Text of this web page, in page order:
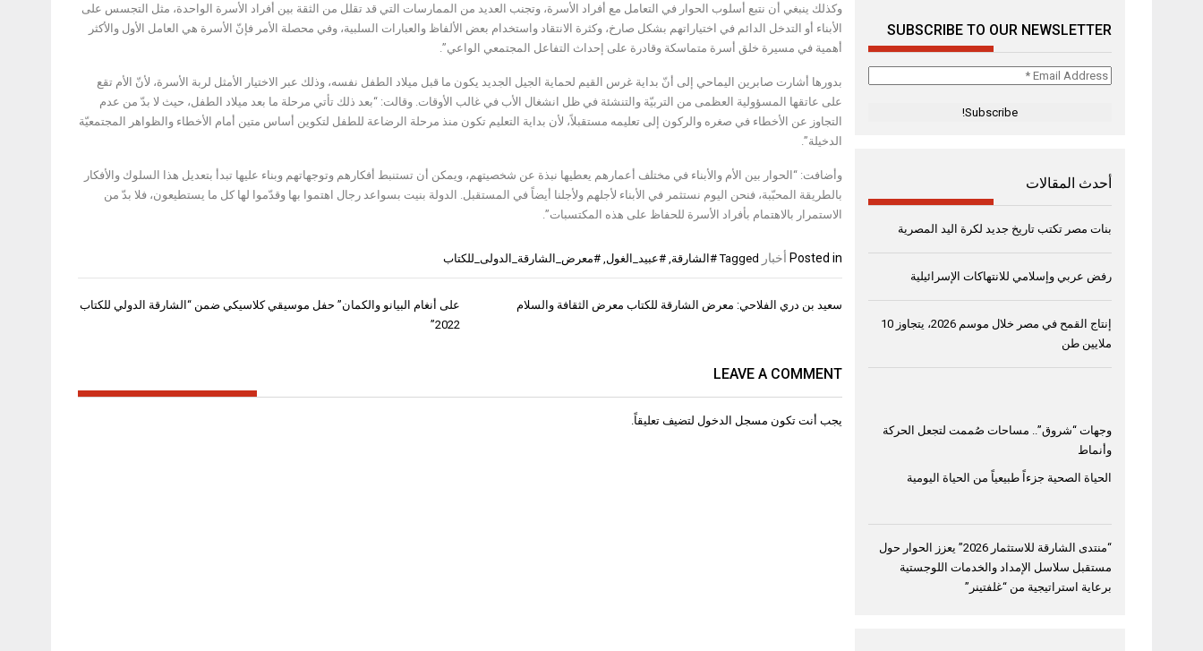
وكذلك ينبغي أن نتبع أسلوب الحوار في التعامل مع أفراد الأسرة، وتجنب العديد من الممارسات التي قد تقلل من الثقة بين أفراد الأسرة الواحدة، مثل التجسس على
الأبناء أو التدخل الدائم في اختياراتهم بشكل صارخ، وكثرة الانتقاد واستخدام بعض الألفاظ والعبارات السلبية، وفي محصلة الأمر فإنّ الأسرة هي العامل الأول والأكثر
أهمية في مسيرة خلق أسرة متماسكة وقادرة على إحداث التفاعل المجتمعي الواعي”.
بدورها أشارت صابرين اليماحي إلى أنّ بداية غرس القيم لحماية الجيل الجديد يكون ما قبل ميلاد الطفل نفسه، وذلك عبر الاختيار الأمثل لربة الأسرة، لأنّ الأم تقع
على عاتقها المسؤولية العظمى من التربيّة والتنشئة في ظل انشغال الأب في غالب الأوقات. وقالت: “بعد ذلك تأتي مرحلة ما بعد ميلاد الطفل، حيث لا بدّ من عدم
التجاوز عن الأخطاء في صغره والركون إلى تعليمه مستقبلاً، لأن بداية التعليم تكون منذ مرحلة الرضاعة للطفل لتكوين أساس متين أمام الأخطاء والظواهر المجتمعيّة
الدخيلة”.
وأضافت: “الحوار بين الأم والأبناء في مختلف أعمارهم يعطيها نبذة عن شخصيتهم، ويمكن أن تستنبط أفكارهم وتوجهاتهم وبناء عليها تبدأ بتعديل هذا السلوك والأفكار
بالطريقة المحبّبة، فنحن اليوم نستثمر في الأبناء لأجلهم ولأجلنا أيضاً في المستقبل. الدولة بنيت بسواعد رجال اهتموا بها وقدّموا لها كل ما يستطيعون، فلا بدّ من
الاستمرار بالاهتمام بأفراد الأسرة للحفاظ على هذه المكتسبات”.
Posted in أخبار Tagged #الشارقة #عبيد_الغول #معرض_الشارقة_الدولى_للكتاب
تصفّح
على أنغام البيانو والكمان” حفل موسيقي كلاسيكي ضمن “الشارقة الدولي للكتاب
2022”
سعيد بن دري الفلاحي: معرض الشارقة للكتاب معرض الثقافة والسلام
LEAVE A COMMENT
يجب أنت تكون مسجل الدخول لتضيف تعليقاً.
SUBSCRIBE TO OUR NEWSLETTER
Email
أحدث المقالات
بنات مصر تكتب تاريخ جديد لكرة اليد المصرية
رفض عربي وإسلامي للانتهاكات الإسرائيلية
إنتاج القمح في مصر خلال موسم 2026، يتجاوز 10
ملايين طن
وجهات “شروق”.. مساحات صُممت لتجعل الحركة
وأنماط
الحياة الصحية جزءاً طبيعياً من الحياة اليومية
“منتدى الشارقة للاستثمار 2026” يعزز الحوار حول
مستقبل سلاسل الإمداد والخدمات اللوجستية
برعاية استراتيجية من “غلفتينر”